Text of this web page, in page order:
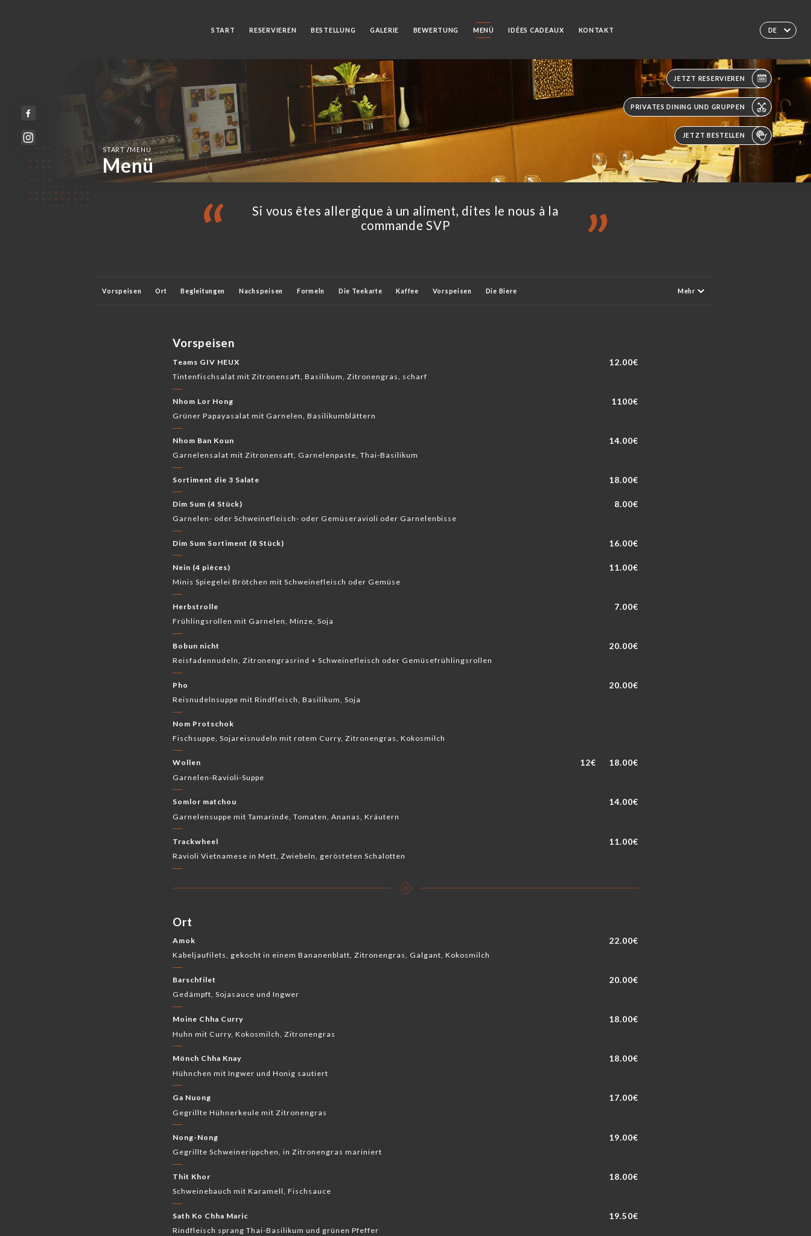
DE
START RESERVIEREN BESTELLUNG GALERIE BEWERTUNG MENÜ IDÉES CADEAUX KONTAKT
JETZT RESERVIEREN
PRIVATES DINING UND GRUPPEN
JETZT BESTELLEN
START/MENÜ
Menü
Si vous êtes allergique à un aliment, dites le nous à la
commande SVP
Vorspeisen Ort Begleitungen Nachspeisen Formeln Die Teekarte Kaffee Vorspeisen Die Biere Mehr
Vorspeisen
Teams GIV HEUX 12.00€
Tintenfischsalat mit Zitronensaft, Basilikum, Zitronengras, scharf
Nhom Lor Hong 1100€
Grüner Papayasalat mit Garnelen, Basilikumblättern
Nhom Ban Koun 14.00€
Garnelensalat mit Zitronensaft, Garnelenpaste, Thai-Basilikum
Sortiment die 3 Salate 18.00€
Dim Sum (4 Stück) 8.00€
Garnelen- oder Schweinefleisch- oder Gemüseravioli oder Garnelenbisse
Dim Sum Sortiment (8 Stück) 16.00€
Nein (4 pièces) 11.00€
Minis Spiegelei Brötchen mit Schweinefleisch oder Gemüse
Herbstrolle 7.00€
Frühlingsrollen mit Garnelen, Minze, Soja
Bobun nicht 20.00€
Reisfadennudeln, Zitronengrasrind + Schweinefleisch oder Gemüsefrühlingsrollen
Pho 20.00€
Reisnudelnsuppe mit Rindfleisch, Basilikum, Soja
Nom Protschok
Fischsuppe, Sojareisnudeln mit rotem Curry, Zitronengras, Kokosmilch
Wollen 12€ 18.00€
Garnelen-Ravioli-Suppe
Somlor matchou 14.00€
Garnelensuppe mit Tamarinde, Tomaten, Ananas, Kräutern
Trackwheel 11.00€
Ravioli Vietnamese in Mett, Zwiebeln, gerösteten Schalotten
Ort
Amok 22.00€
Kabeljaufilets, gekocht in einem Bananenblatt, Zitronengras, Galgant, Kokosmilch
Barschfilet 20.00€
Gedämpft, Sojasauce und Ingwer
Moine Chha Curry 18.00€
Huhn mit Curry, Kokosmilch, Zitronengras
Mönch Chha Knay 18.00€
Hühnchen mit Ingwer und Honig sautiert
Ga Nuong 17.00€
Gegrillte Hühnerkeule mit Zitronengras
Nong-Nong 19.00€
Gegrillte Schweinerippchen, in Zitronengras mariniert
Thit Khor 18.00€
Schweinebauch mit Karamell, Fischsauce
Sath Ko Chha Maric 19.50€
Rindfleisch sprang Thai-Basilikum und grünen Pfeffer